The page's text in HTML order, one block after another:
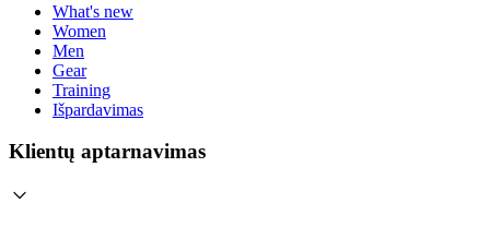
What's new
Women
Men
Gear
Training
Išpardavimas
Klientų aptarnavimas